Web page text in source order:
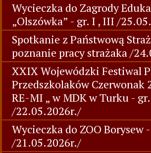
Wycieczka do Zagrody
„Olszówka” - gr. I , III /
Spotkanie z Państwową
poznanie pracy strażaka /
XXIX Wojewódzki Festiwal
Przedszkolaków Czerwonak
RE-MI „ w MDK w Turku -
/22.05.2026r./
Wycieczka do ZOO Borysew
/21.05.2026r./